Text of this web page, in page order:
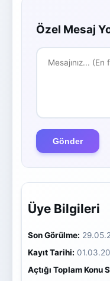
Özel Mesaj
Gönder
Üye Bilgileri
Son Görülme:
Kayıt Tarihi:
Açtığı Toplam Konu